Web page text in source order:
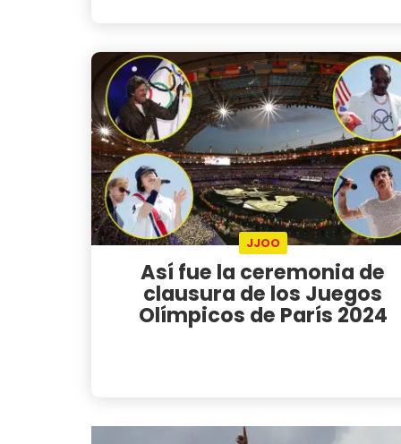
JJOO
Así fue la ceremonia de
clausura de los Juegos
Olímpicos de París 2024